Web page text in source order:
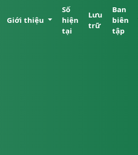
Giới thiệu
Số
hiện
tại
Lưu
trữ
Ban
biên
tập